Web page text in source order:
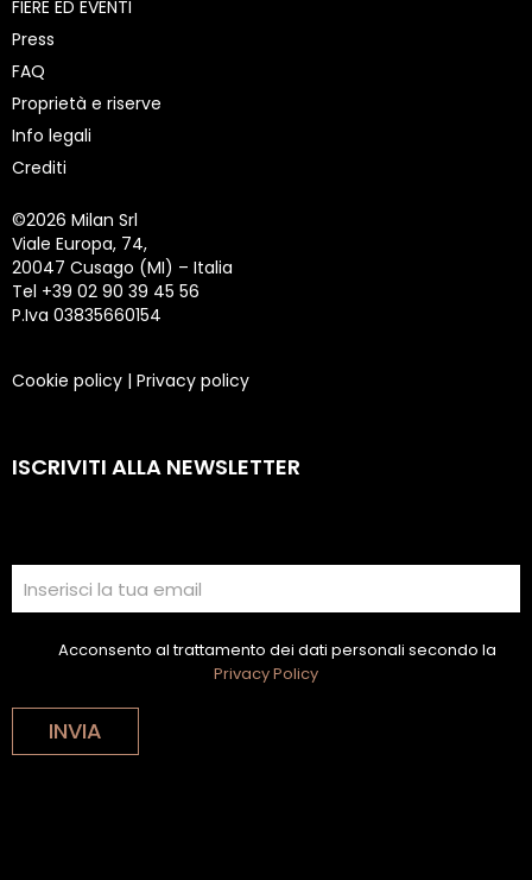
FIERE ED EVENTI
Press
FAQ
Proprietà e riserve
Info legali
Crediti
©2026 Milan Srl
Viale Europa, 74,
20047 Cusago (MI) – Italia
Tel +39 02 90 39 45 56
P.Iva 03835660154
Cookie policy | Privacy policy
ISCRIVITI ALLA NEWSLETTER
Acconsento al trattamento dei dati personali secondo la
Privacy Policy
INVIA